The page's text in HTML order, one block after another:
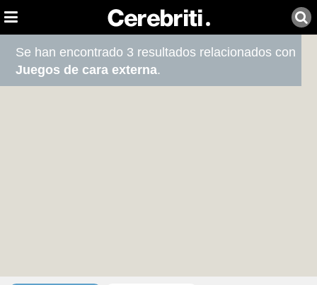
Se han encontrado 3 resultados relacionados con
Juegos de cara externa.